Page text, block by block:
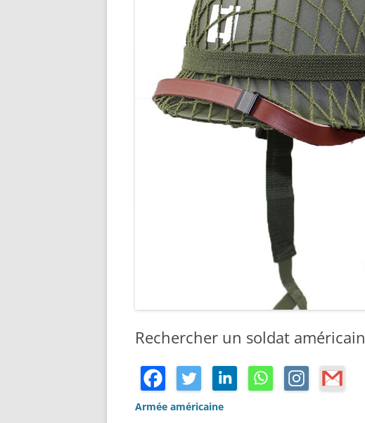
Rechercher un soldat américain
Armée américaine